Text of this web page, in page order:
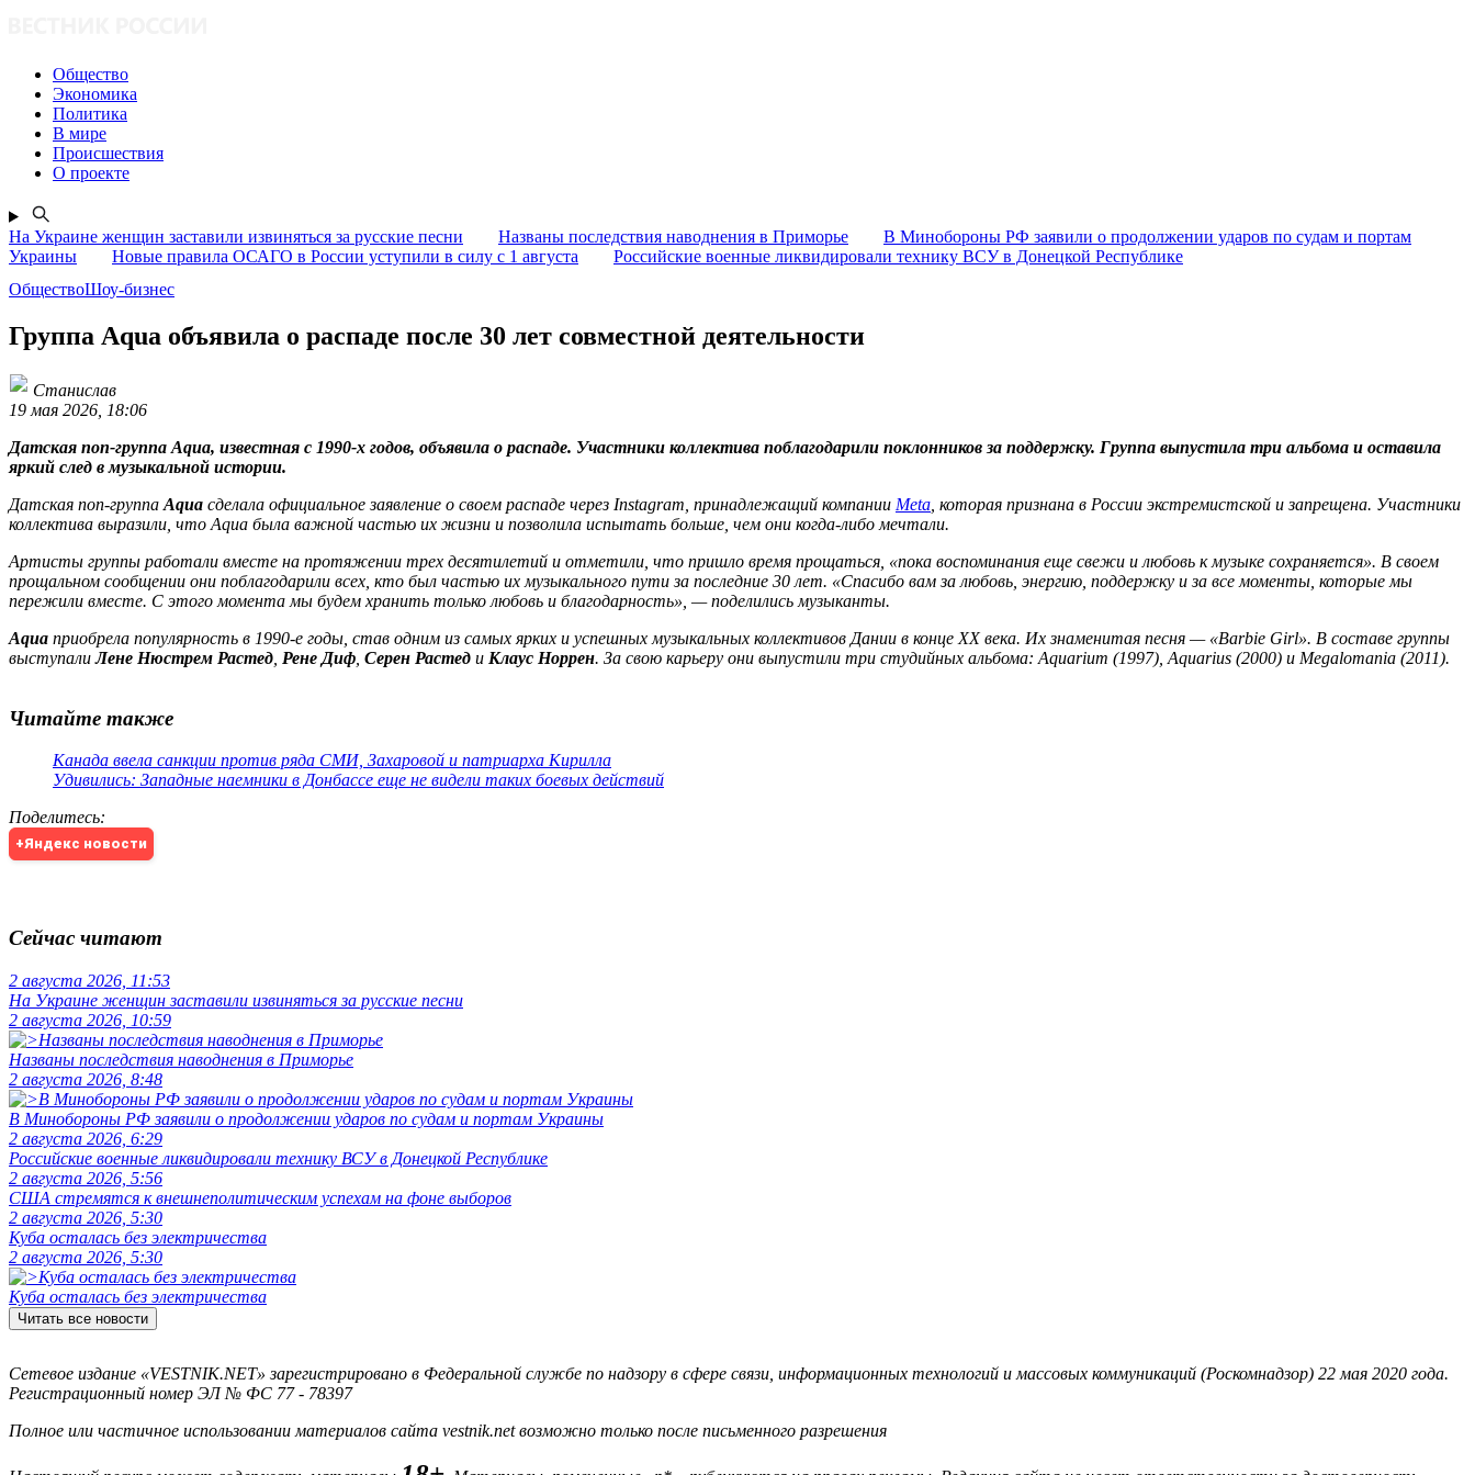
Общество
Экономика
Политика
В мире
Происшествия
О проекте
На Украине женщин заставили извиняться за русские песни Названы последствия наводнения в Приморье
В Минобороны РФ заявили о продолжении ударов по судам и портам
Украины
Новые правила ОСАГО в России уступили в силу с 1 августа
Российские военные ликвидировали технику ВСУ в Донецкой Республике
ОбществоШоу-бизнес
Группа Aqua объявила о распаде после 30 лет совместной деятельности
Станислав
19 мая 2026, 18:06
Датская поп-группа Aqua, известная с 1990-х годов, объявила о распаде. Участники коллектива поблагодарили поклонников за поддержку. Группа выпустила три альбома и оставила
яркий след в музыкальной истории.
Датская поп-группа Aqua сделала официальное заявление о своем распаде через Instagram , принадлежащий компании Meta , которая признана в России экстремистской и запрещена. Участники
коллектива выразили, что Aqua была важной частью их жизни и позволила испытать больше, чем они когда-либо мечтали.
Артисты группы работали вместе на протяжении трех десятилетий и отметили, что пришло время прощаться, «пока воспоминания еще свежи и любовь к музыке сохраняется». В своем
прощальном сообщении они поблагодарили всех, кто был частью их музыкального пути за последние 30 лет. «Спасибо вам за любовь, энергию, поддержку и за все моменты, которые мы
пережили вместе. С этого момента мы будем хранить только любовь и благодарность», — поделились музыканты.
Aqua приобрела популярность в 1990-е годы, став одним из самых ярких и успешных музыкальных коллективов Дании в конце XX века. Их знаменитая песня — «Barbie Girl». В составе группы
выступалиЛене Нюстрем Растед Рене Диф Серен Растед и Клаус Норрен. За свою карьеру они выпустили три студийных альбома: Aquarium (1997), Aquarius (2000) и Megalomania (2011).
Читайте также
Канада ввела санкции против ряда СМИ, Захаровой и патриарха Кирилла
Удивились: Западные наемники в Донбассе еще не видели таких боевых действий
Поделитесь:
+Яндекс новости
Сейчас читают
2 августа 2026, 11:53
На Украине женщин заставили извиняться за русские песни
2 августа 2026, 10:59
Названы последствия наводнения в Приморье
2 августа 2026, 8:48
В Минобороны РФ заявили о продолжении ударов по судам и портам Украины
2 августа 2026, 6:29
Российские военные ликвидировали технику ВСУ в Донецкой Республике
2 августа 2026, 5:56
США стремятся к внешнеполитическим успехам на фоне выборов
2 августа 2026, 5:30
Куба осталась без электричества
2 августа 2026, 5:30
Куба осталась без электричества
Читать все новости
Сетевое издание «VESTNIK.NET» зарегистрировано в Федеральной службе по надзору в сфере связи, информационных технологий и массовых коммуникаций (Роскомнадзор) 22 мая 2020 года.
Регистрационный номер ЭЛ № ФС 77 - 78397
Полное или частичное использовании материалов сайта vestnik.net возможно только после письменного разрешения